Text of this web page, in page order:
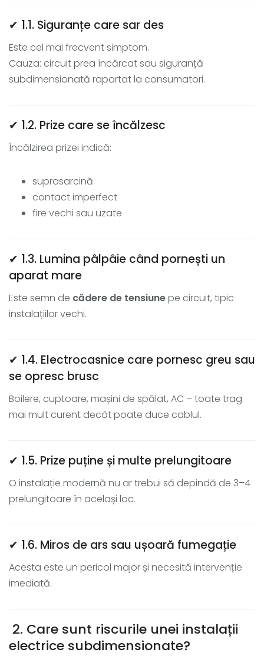
✔ 1.1. Siguranțe care sar des
Este cel mai frecvent simptom.
Cauza: circuit prea încărcat sau siguranță
subdimensionată raportat la consumatori.
✔ 1.2. Prize care se încălzesc
Încălzirea prizei indică:
suprasarcină
contact imperfect
fire vechi sau uzate
✔ 1.3. Lumina pâlpâie când pornești un
aparat mare
Este semn de cădere de tensiunepe circuit, tipic
instalațiilor vechi.
✔ 1.4. Electrocasnice care pornesc greu sau
se opresc brusc
Boilere, cuptoare, mașini de spălat, AC – toate trag
mai mult curent decât poate duce cablul.
✔ 1.5. Prize puține și multe prelungitoare
O instalație modernă nu ar trebui să depindă de 3–4
prelungitoare în același loc.
✔ 1.6. Miros de ars sau ușoară fumegație
Acesta este un pericol major și necesită intervenție
imediată.
2. Care sunt riscurile unei instalații
electrice subdimensionate?